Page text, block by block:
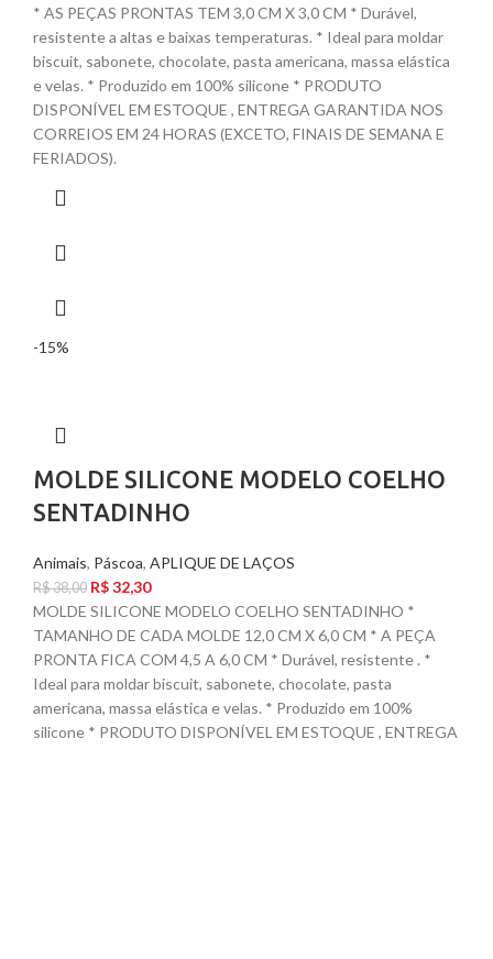
* AS PEÇAS PRONTAS TEM 3,0 CM X 3,0 CM * Durável,
resistente a altas e baixas temperaturas. * Ideal para moldar
biscuit, sabonete, chocolate, pasta americana, massa elástica
e velas. * Produzido em 100% silicone * PRODUTO
DISPONÍVEL EM ESTOQUE , ENTREGA GARANTIDA NOS
CORREIOS EM 24 HORAS (EXCETO, FINAIS DE SEMANA E
FERIADOS).
-15%
MOLDE SILICONE MODELO COELHO
SENTADINHO
Animais, Páscoa, APLIQUE DE LAÇOS
R$38,00 R$32,30
MOLDE SILICONE MODELO COELHO SENTADINHO *
TAMANHO DE CADA MOLDE 12,0 CM X 6,0 CM * A PEÇA
PRONTA FICA COM 4,5 A 6,0 CM * Durável, resistente . *
Ideal para moldar biscuit, sabonete, chocolate, pasta
americana, massa elástica e velas. * Produzido em 100%
silicone * PRODUTO DISPONÍVEL EM ESTOQUE , ENTREGA